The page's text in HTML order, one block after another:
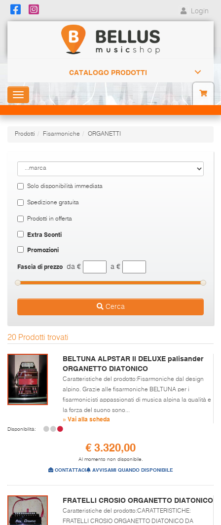
Login
CATALOGO PRODOTTI
Toggle
navigation
Prodotti Fisarmoniche ORGANETTI
Solo disponibilità immediata
Spedizione gratuita
Prodotti in offerta
Extra Sconti
Promozioni
Fascia di prezzo da € a €
Cerca
20 Prodotti trovati
BELTUNA ALPSTAR II DELUXE palisander
ORGANETTO DIATONICO
Caratteristiche del prodotto:Fisarmoniche dal design
alpino. Grazie alle fisarmoniche BELTUNA per i
fisarmonicisti appassionati di musica alpina la qualità e
la forza del suono sono...
» Vai alla scheda
Disponibilità:
€ 3.320,00
Al momento non disponibile.
CONTATTACI AVVISAMI QUANDO DISPONIBILE
FRATELLI CROSIO ORGANETTO DIATONICO
Caratteristiche del prodotto:CARATTERISTICHE:
FRATELLI CROSIO ORGANETTO DIATONICO DA